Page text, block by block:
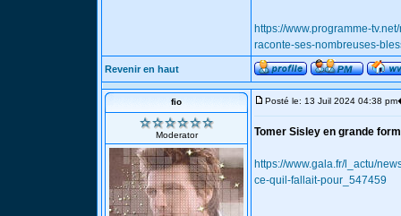
https://www.programme-
raconte-ses-nombreuses-
Revenir en haut
fio
Moderator
Posté le: 13 Juil 2024 04:38 pm
Tomer Sisley en grande
https://www.gala.fr/l_actu/
ce-quil-fallait-pour_547459